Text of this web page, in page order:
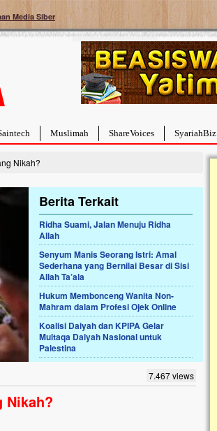
Media Siber
Muslimah ShareVoices SyariahBiz
Nikah?
Berita Terkait
Ridha Suami, Jalan Menuju Ridha
Allah
Senyum Manis Seorang Istri: Amal
Sederhana yang Bernilai Besar di Sisi
Allah Ta’ala
Hukum Membonceng Wanita Non-
Mahram dalam Profesi Ojek Online
Koalisi Daiyah dan KPIPA Gelar
Multaqa Daiyah Nasional untuk
Palestina
7.467 views
Nikah?
Dari
tumor
Lima Tahun Mangkrak, Masjid di
Pelosok ini Mengenaskan. Ayo Bantu.!!
Nasib masjid di Kampung Cilumbu ini sungguh
mengenaskan. Lima tahun mangkrak, kini nyaris
berlumut, dan menghitam terpapar panas dan